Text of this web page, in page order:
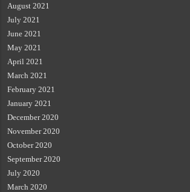
August 2021
July 2021
June 2021
May 2021
April 2021
March 2021
February 2021
January 2021
December 2020
November 2020
October 2020
September 2020
July 2020
March 2020